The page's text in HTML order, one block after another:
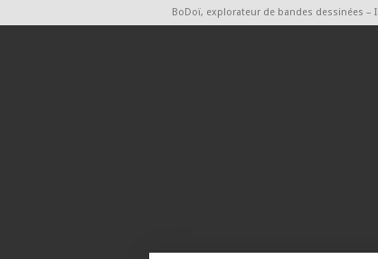
BoDoï, explorateur de bandes dessinées